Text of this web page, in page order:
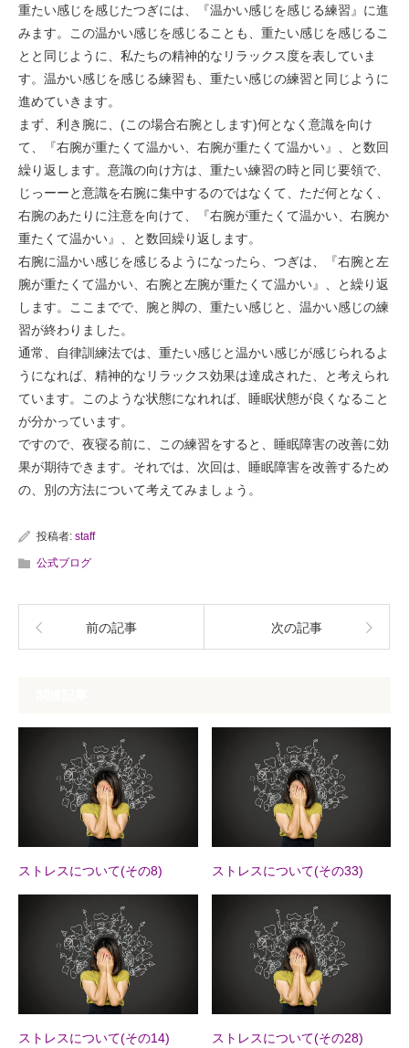
重たい感じを感じたつぎには、『温かい感じを感じる練習』に進
みます。この温かい感じを感じることも、重たい感じを感じるこ
とと同じように、私たちの精神的なリラックス度を表していま
す。温かい感じを感じる練習も、重たい感じの練習と同じように
進めていきます。
まず、利き腕に、(この場合右腕とします)何となく意識を向け
て、『右腕が重たくて温かい、右腕が重たくて温かい』、と数回
繰り返します。意識の向け方は、重たい練習の時と同じ要領で、
じっーーと意識を右腕に集中するのではなくて、ただ何となく、
右腕のあたりに注意を向けて、『右腕が重たくて温かい、右腕か
重たくて温かい』、と数回繰り返します。
右腕に温かい感じを感じるようになったら、つぎは、『右腕と左
腕が重たくて温かい、右腕と左腕が重たくて温かい』、と繰り返
します。ここまでで、腕と脚の、重たい感じと、温かい感じの練
習が終わりました。
通常、自律訓練法では、重たい感じと温かい感じが感じられるよ
うになれば、精神的なリラックス効果は達成された、と考えられ
ています。このような状態になれれば、睡眠状態が良くなること
が分かっています。
ですので、夜寝る前に、この練習をすると、睡眠障害の改善に効
果が期待できます。それでは、次回は、睡眠障害を改善するため
の、別の方法について考えてみましょう。
投稿者: staff
公式ブログ
前の記事 次の記事
ストレスについて(その8) ストレスについて(その33)
ストレスについて(その14) ストレスについて(その28)